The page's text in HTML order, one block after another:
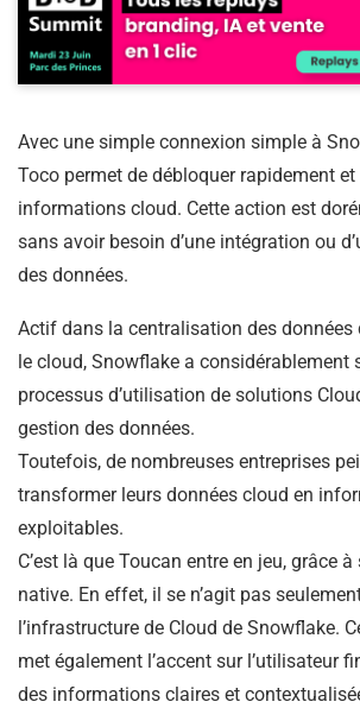
Avec une simple connexion simple à
Toco permet de débloquer rapidement
informations cloud. Cette action est
sans avoir besoin d’une intégration ou
des données.
Actif dans la centralisation des données
le cloud, Snowflake a considérablement
processus d’utilisation de solutions
gestion des données.
Toutefois, de nombreuses entreprises
transformer leurs données cloud en
exploitables.
C’est là que Toucan entre en jeu, grâce
native. En effet, il se n’agit pas
l’infrastructure de Cloud de Snowflake.
met également l’accent sur l’utilisateur
des informations claires et